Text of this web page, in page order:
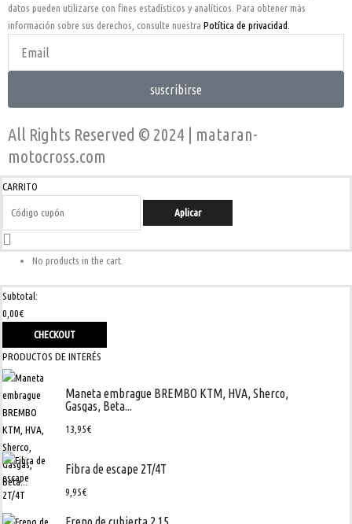
datos pueden utilizarse con fines estadísticos y analíticos. Para obtener más
información sobre sus derechos, consulte nuestra Potítica de privacidad.
Address
suscribirse
All Rights Reserved © 2024 | mataran-
motocross.com
CARRITO
Aplicar
No products in the cart.
Subtotal:
0,00€
CHECKOUT
PRODUCTOS DE INTERÉS
Maneta embrague BREMBO KTM, HVA, Sherco,
Gasgas, Beta...
13,95€
Fibra de escape 2T/4T
9,95€